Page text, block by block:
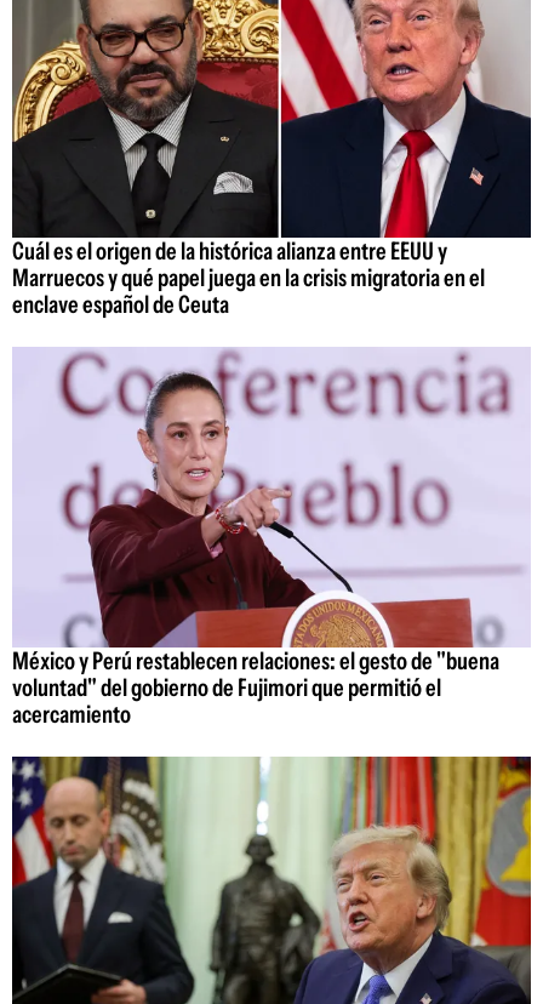
Cuál es el origen de la histórica alianza entre EEUU y
Marruecos y qué papel juega en la crisis migratoria en el
enclave español de Ceuta
México y Perú restablecen relaciones: el gesto de "buena
voluntad" del gobierno de Fujimori que permitió el
acercamiento